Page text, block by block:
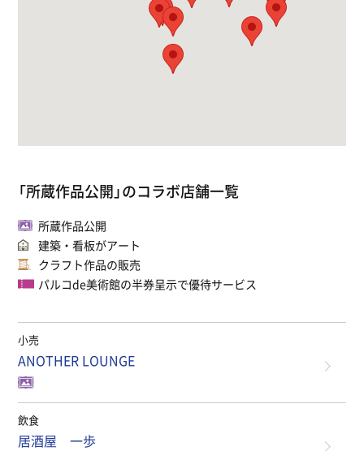
「所蔵作品公開」のコラボ店舗一覧
所蔵作品公開
建築・看板がアート
クラフト作品の販売
パルコde美術館の半券呈示で優待サービス
小売
ANOTHER LOUNGE
飲食
居酒屋 一歩